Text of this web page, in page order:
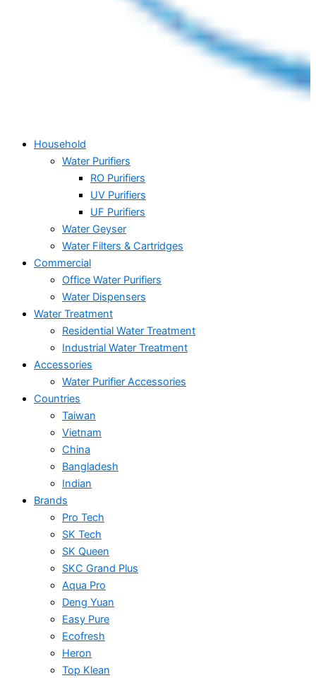
Household
Water Purifiers
RO Purifiers
UV Purifiers
UF Purifiers
Water Geyser
Water Filters & Cartridges
Commercial
Office Water Purifiers
Water Dispensers
Water Treatment
Residential Water Treatment
Industrial Water Treatment
Accessories
Water Purifier Accessories
Countries
Taiwan
Vietnam
China
Bangladesh
Indian
Brands
Pro Tech
SK Tech
SK Queen
SKC Grand Plus
Aqua Pro
Deng Yuan
Easy Pure
Ecofresh
Heron
Top Klean